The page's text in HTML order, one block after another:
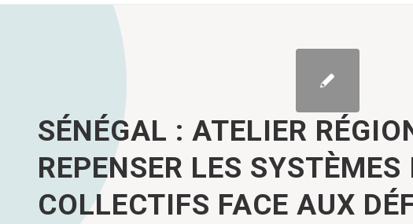
SÉNÉGAL : ATELIER
REPENSER LES SYSTÈMES
COLLECTIFS FACE AUX